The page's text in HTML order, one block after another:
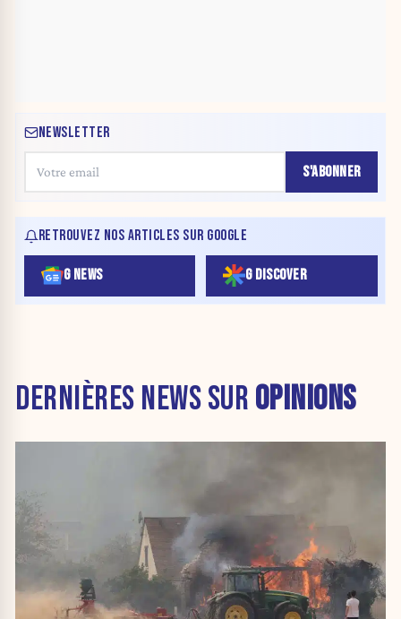
NEWSLETTER
S'ABONNER
RETROUVEZ NOS ARTICLES SUR GOOGLE
G NEWS G DISCOVER
DERNIÈRES NEWS SUR OPINIONS